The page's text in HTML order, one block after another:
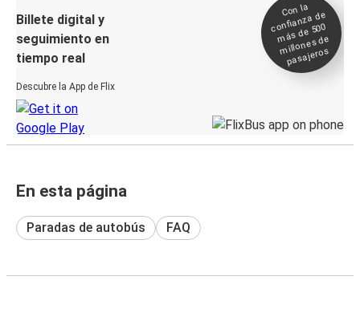
Billete digital y
seguimiento en
tiempo real
Descubre la App de Flix
Con la
confianza de
más de 500
millones de
pasajeros
En esta página
Paradas de autobús FAQ